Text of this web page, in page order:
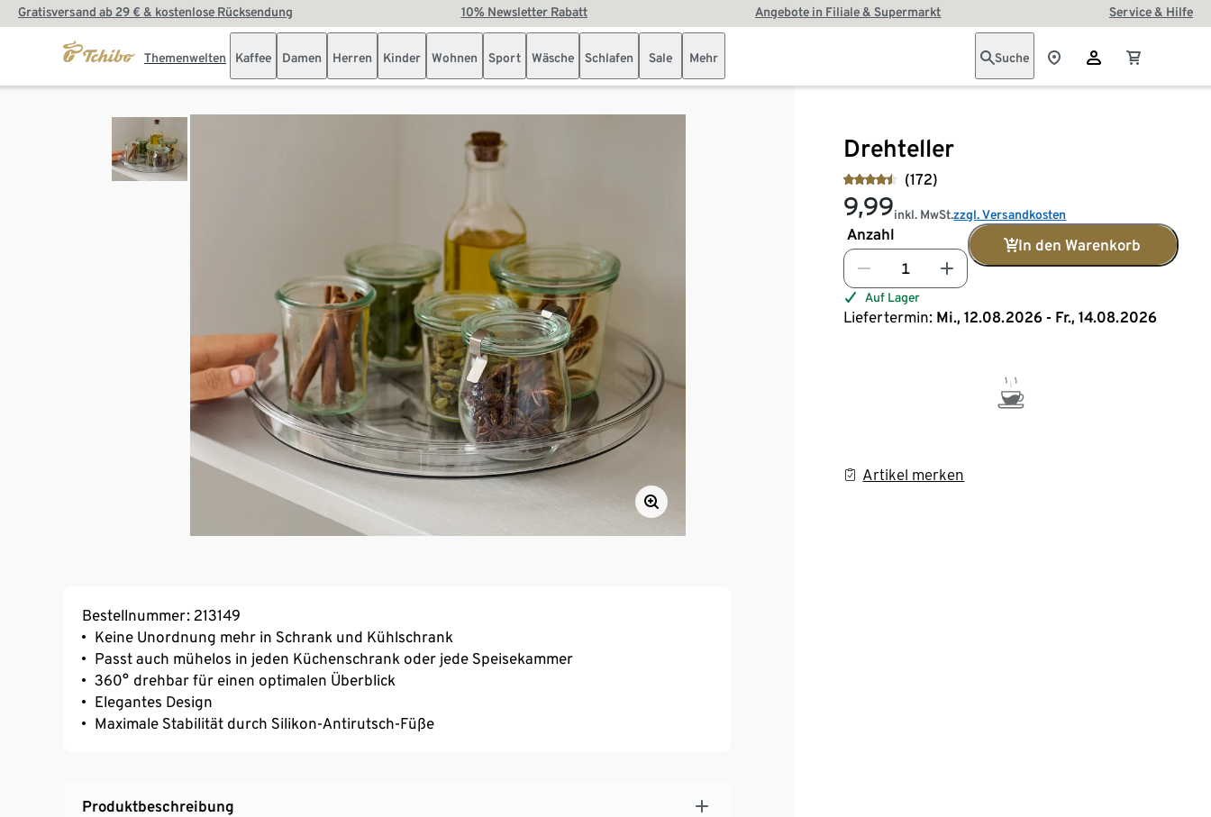
Gratisversand ab 29 € & kostenlose Rücksendung 10% Newsletter Rabatt Angebote in Filiale & Supermarkt Service & Hilfe
Themenwelten Kaffee Damen Herren Kinder Wohnen Sport Wäsche Schlafen Sale Mehr Suche
Drehteller
(172)
9,99inkl. MwSt.zzgl. Versandkosten
Anzahl
In den Warenkorb
Auf Lager
Liefertermin: Mi., 12.08.2026 - Fr., 14.08.2026
Artikel merken
Bestellnummer: 213149
Keine Unordnung mehr in Schrank und Kühlschrank
Passt auch mühelos in jeden Küchenschrank oder jede Speisekammer
360° drehbar für einen optimalen Überblick
Elegantes Design
Maximale Stabilität durch Silikon-Antirutsch-Füße
Produktbeschreibung